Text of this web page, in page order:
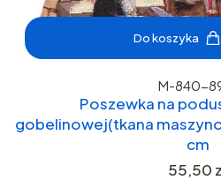
Do koszyka
M-840-
Poszewka na
gobelinowej(tkana
cm
Cena
55,50